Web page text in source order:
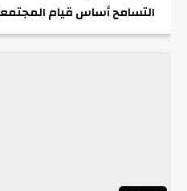
التسامح أساس قيام